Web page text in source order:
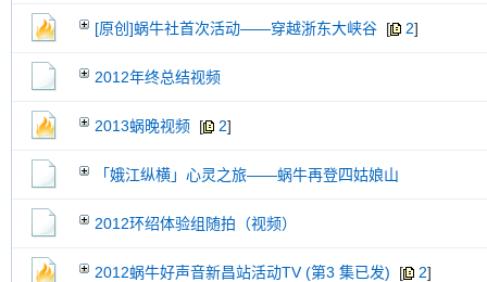
[原创]蜗牛社首次活动——穿越浙东大峡谷 [ 2]
2012年终总结视频
2013蜗晚视频 [ 2]
「娥江纵横」心灵之旅——蜗牛再登四姑娘山
2012环绍体验组随拍（视频）
2012蜗牛好声音新昌站活动TV (第3 集已发) [ 2]